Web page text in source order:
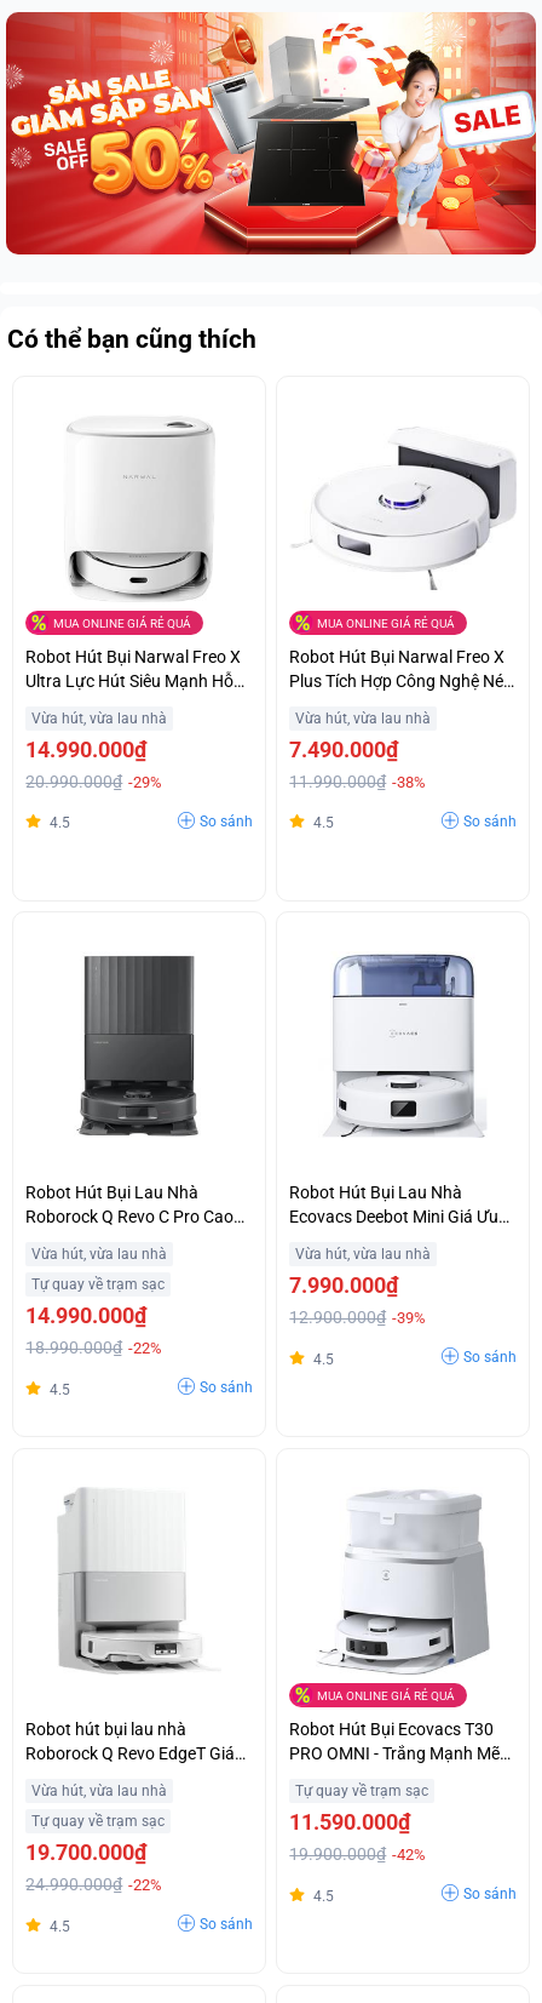
Có thể bạn cũng thích
MUA ONLINE GIÁ RẺ QUÁ
Robot Hút Bụi Narwal Freo X
Ultra Lực Hút Siêu Mạnh Hỗ
Vừa hút, vừa lau nhà
14.990.000₫
20.990.000₫ -29%
4.5 So sánh
MUA ONLINE GIÁ RẺ QUÁ
Robot Hút Bụi Narwal Freo X
Plus Tích Hợp Công Nghệ Nén
Vừa hút, vừa lau nhà
7.490.000₫
11.990.000₫ -38%
4.5 So sánh
Robot Hút Bụi Lau Nhà
Roborock Q Revo C Pro Cao
Vừa hút, vừa lau nhà
Tự quay về trạm sạc
14.990.000₫
18.990.000₫ -22%
4.5 So sánh
Robot Hút Bụi Lau Nhà
Ecovacs Deebot Mini Giá Ưu
Vừa hút, vừa lau nhà
7.990.000₫
12.900.000₫ -39%
4.5 So sánh
Robot hút bụi lau nhà
Roborock Q Revo EdgeT Giá
Vừa hút, vừa lau nhà
Tự quay về trạm sạc
19.700.000₫
24.990.000₫ -22%
4.5 So sánh
MUA ONLINE GIÁ RẺ QUÁ
Robot Hút Bụi Ecovacs T30
PRO OMNI - Trắng Mạnh Mẽ
Tự quay về trạm sạc
11.590.000₫
19.900.000₫ -42%
4.5 So sánh